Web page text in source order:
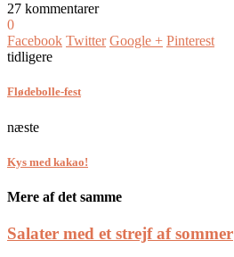
27 kommentarer
0
Facebook Twitter Google + Pinterest
tidligere
Flødebolle-fest
næste
Kys med kakao!
Mere af det samme
Salater med et strejf af sommer